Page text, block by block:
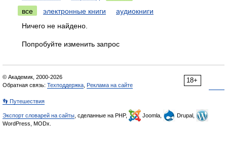
все
электронные книги
аудиокниги
Ничего не найдено.
Попробуйте изменить запрос
18+
© Академик, 2000-2026
Обратная связь: Техподдержка Реклама на сайте
👣 Путешествия
Экспорт словарей на сайты , сделанные на PHP, Joomla,
Drupal,
WordPress, MODx.